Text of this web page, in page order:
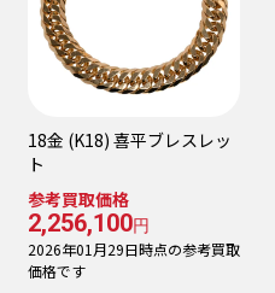
18金 (K18) 喜平ブレスレッ
ト
参考買取価格
2,256,100円
2026年01月29日時点の参考買取
価格です